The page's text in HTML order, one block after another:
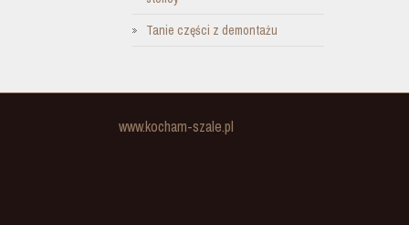
Tanie części z demontażu
www.kocham-szale.pl